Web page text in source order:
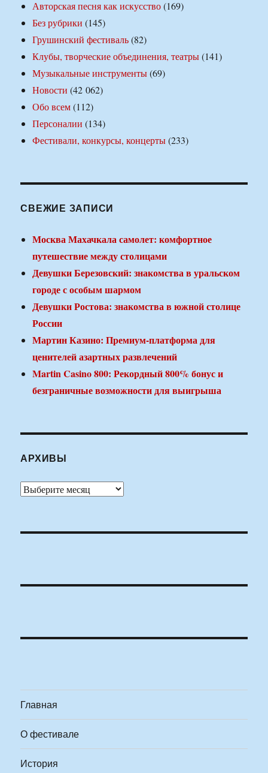
Авторская песня как искусство(169)
Без рубрики (145)
Грушинский фестиваль(82)
Клубы, творческие объединения, театры(141)
Музыкальные инструменты(69)
Новости (42 062)
Обо всем(112)
Персоналии (134)
Фестивали, конкурсы, концерты(233)
СВЕЖИЕ ЗАПИСИ
Москва Махачкала самолет: комфортное
путешествие между столицами
Девушки Березовский: знакомства в уральском
городе с особым шармом
Девушки Ростова: знакомства в южной столице
России
Мартин Казино: Премиум-платформа для
ценителей азартных развлечений
Martin Casino 800: Рекордный 800% бонус и
безграничные возможности для выигрыша
АРХИВЫ
Архивы
Главная
О фестивале
История